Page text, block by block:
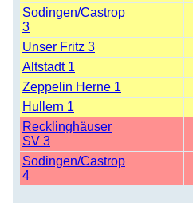
Sodingen/Castrop
3
Unser Fritz 3
Altstadt 1
Zeppelin Herne 1
Hullern 1
Recklinghäuser
SV 3
Sodingen/Castrop
4